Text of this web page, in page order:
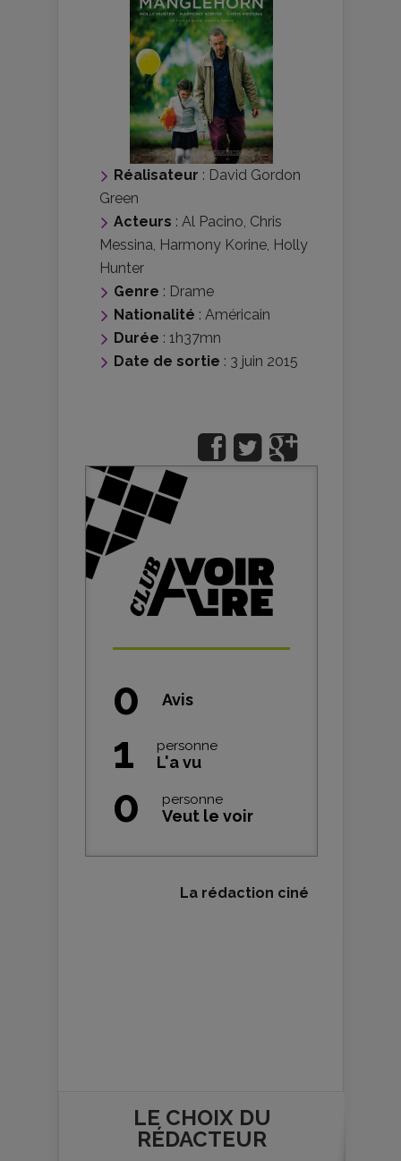
Réalisateur : David Gordon
Green
Acteurs : Al Pacino, Chris
Messina, Harmony Korine, Holly
Hunter
Genre : Drame
Nationalité : Américain
Durée : 1h37mn
Date de sortie : 3 juin 2015
0 Avis
1 personne
L'a vu
0 personne
Veut le voir
La rédaction ciné
LE CHOIX DU
RÉDACTEUR